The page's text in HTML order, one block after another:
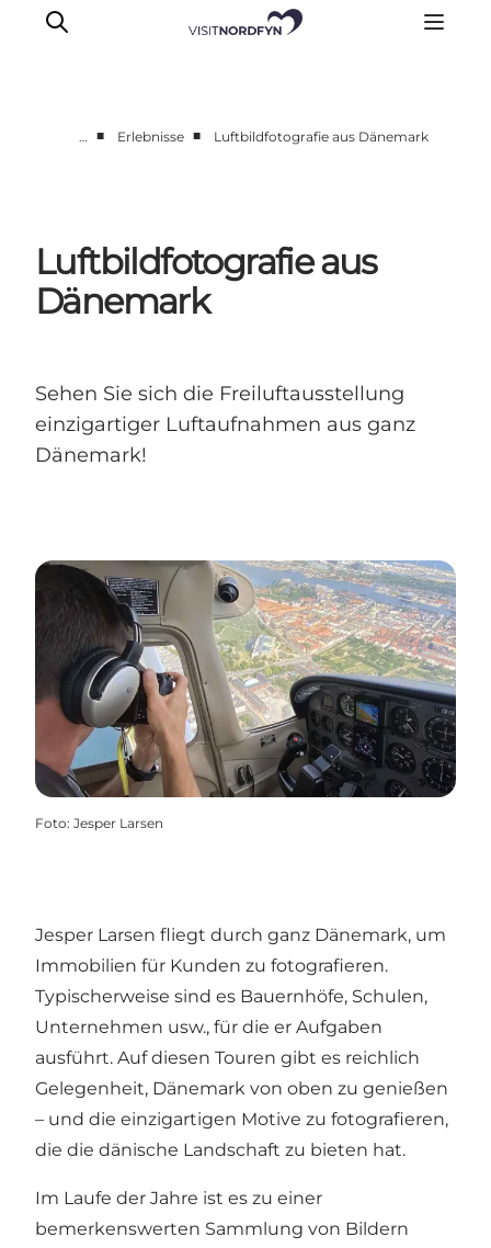
Essen und Trinken
Unterkünfte
Erlebnisbuchung
… ■ Erlebnisse ■ Luftbildfotografie aus Dänemark
Luftbildfotografie aus
Dänemark
Sehen Sie sich die Freiluftausstellung
einzigartiger Luftaufnahmen aus ganz
Dänemark!
Foto: Jesper Larsen
Jesper Larsen fliegt durch ganz Dänemark, um
Immobilien für Kunden zu fotografieren.
Typischerweise sind es Bauernhöfe, Schulen,
Unternehmen usw., für die er Aufgaben
ausführt. Auf diesen Touren gibt es reichlich
Gelegenheit, Dänemark von oben zu genießen
– und die einzigartigen Motive zu fotografieren,
die die dänische Landschaft zu bieten hat.
Im Laufe der Jahre ist es zu einer
bemerkenswerten Sammlung von Bildern